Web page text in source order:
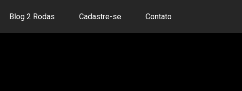
Blog 2 Rodas Cadastre-se Contato